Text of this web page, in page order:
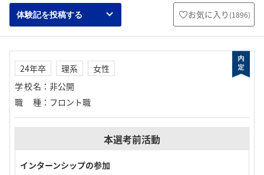
体験記を投稿する お気に入り (1896)
24年卒 理系
女性
学校名 ： 非公開
職種 ： フロント職
本選考前活動
インターンシップの参加